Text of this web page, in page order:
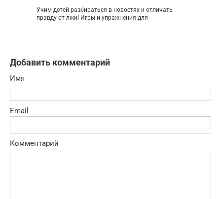
Учим детей разбираться в новостях и отличать
правду от лжи! Игры и упражнения для
Добавить комментарий
Имя
Email
Комментарий